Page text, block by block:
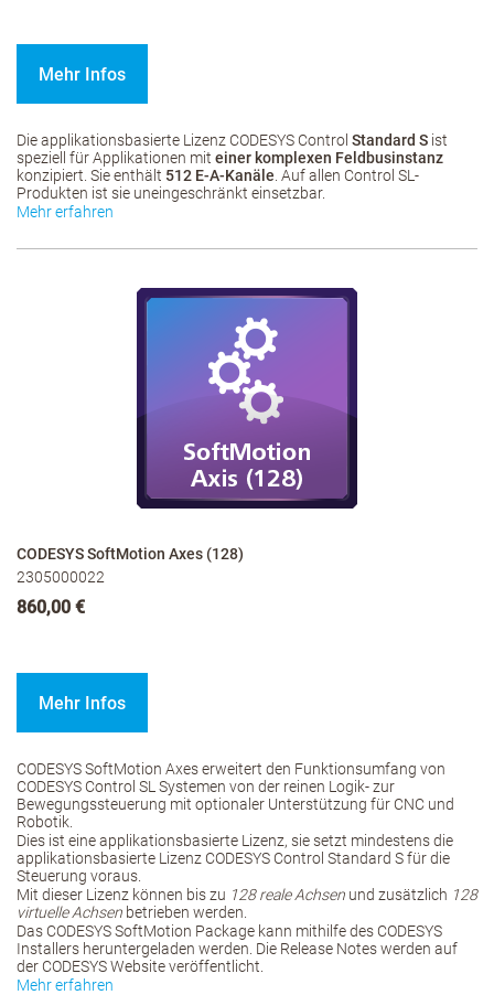
Mehr Infos
Die applikationsbasierte Lizenz CODESYS Control Standard S ist
speziell für Applikationen mit einer komplexen Feldbusinstanz
konzipiert. Sie enthält 512 E-A-Kanäle . Auf allen Control SL-
Produkten ist sie uneingeschränkt einsetzbar.
Mehr erfahren
CODESYS SoftMotion Axes (128)
2305000022
860,00 €
Mehr Infos
CODESYS SoftMotion Axes erweitert den Funktionsumfang von
CODESYS Control SL Systemen von der reinen Logik- zur
Bewegungssteuerung mit optionaler Unterstützung für CNC und
Robotik.
Dies ist eine applikationsbasierte Lizenz, sie setzt mindestens die
applikationsbasierte Lizenz CODESYS Control Standard S für die
Steuerung voraus.
Mit dieser Lizenz können bis zu 128 reale Achsen und zusätzlich 128
virtuelle Achsen betrieben werden.
Das CODESYS SoftMotion Package kann mithilfe des CODESYS
Installers heruntergeladen werden. Die Release Notes werden auf
der CODESYS Website veröffentlicht.
Mehr erfahren